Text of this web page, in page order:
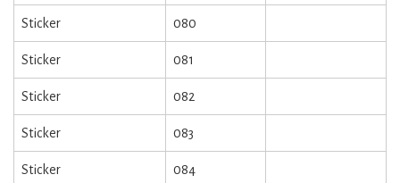
Sticker 080
Sticker 081
Sticker 082
Sticker 083
Sticker 084